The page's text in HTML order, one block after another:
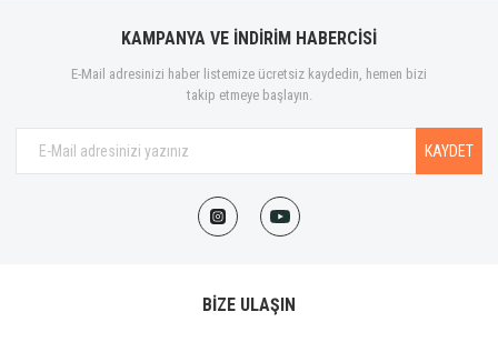
KAMPANYA VE İNDİRİM HABERCİSİ
E-Mail adresinizi haber listemize ücretsiz kaydedin, hemen bizi
takip etmeye başlayın.
KAYDET
BİZE ULAŞIN